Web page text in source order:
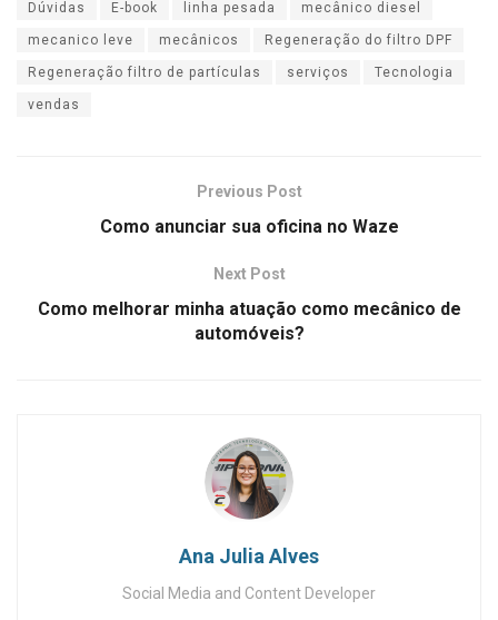
Dúvidas E-book linha pesada mecânico diesel
mecanico leve mecânicos Regeneração do filtro DPF
Regeneração filtro de partículas serviços Tecnologia
vendas
Previous Post
Como anunciar sua oficina no Waze
Next Post
Como melhorar minha atuação como mecânico de
automóveis?
Ana Julia Alves
Social Media and Content Developer